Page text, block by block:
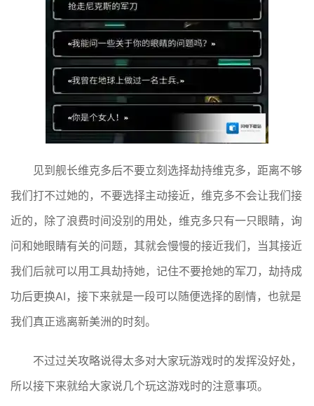
见到舰长维克多后不要立刻选择劫持维克多，距离不够
我们打不过她的，不要选择主动接近，维克多不会让我们接
近的，除了浪费时间没别的用处，维克多只有一只眼睛，询
问和她眼睛有关的问题，其就会慢慢的接近我们，当其接近
我们后就可以用工具劫持她，记住不要抢她的军刀，劫持成
功后更换AI，接下来就是一段可以随便选择的剧情，也就是
我们真正逃离新美洲的时刻。
不过过关攻略说得太多对大家玩游戏时的发挥没好处，
所以接下来就给大家说几个玩这游戏时的注意事项。